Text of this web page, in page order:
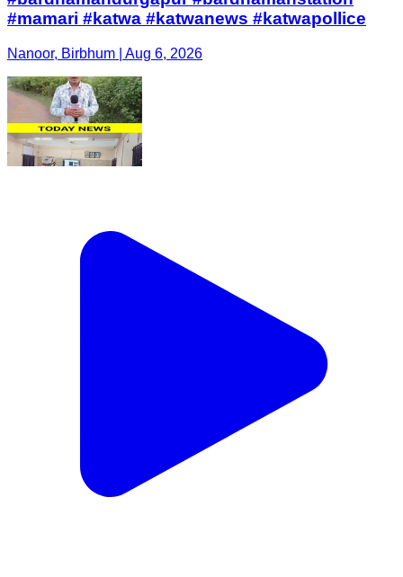
#mamari #katwa #katwanews #katwapollice
Nanoor, Birbhum | Aug 6, 2026